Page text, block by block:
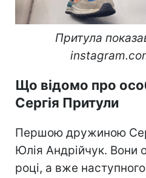
Притула
Що відомо про
Сергія Притули
Першою дружиною
Юлія Андрійчук. Вони
році, а вже